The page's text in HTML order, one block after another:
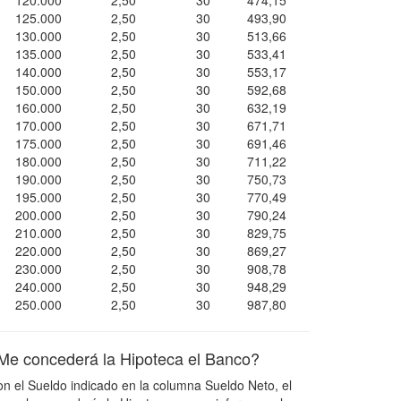
125.000
2,50 30
493,90
130.000
2,50 30
513,66
135.000
2,50 30
533,41
140.000
2,50 30
553,17
150.000
2,50 30
592,68
160.000
2,50 30
632,19
170.000
2,50 30
671,71
175.000
2,50 30
691,46
180.000
2,50 30
711,22
190.000
2,50 30
750,73
195.000
2,50 30
770,49
200.000
2,50 30
790,24
210.000
2,50 30
829,75
220.000
2,50 30
869,27
230.000
2,50 30
908,78
240.000
2,50 30
948,29
250.000
2,50 30 987,80
concederá la Hipoteca el Banco?
el Sueldo indicado en la columna Sueldo Neto, el